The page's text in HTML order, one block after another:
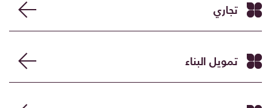
تجاري
تمويل البناء